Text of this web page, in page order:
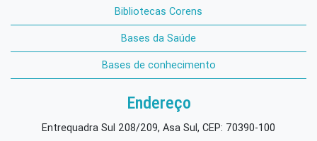
Bibliotecas Corens
Bases da Saúde
Bases de conhecimento
Endereço
Entrequadra Sul 208/209, Asa Sul, CEP: 70390-100